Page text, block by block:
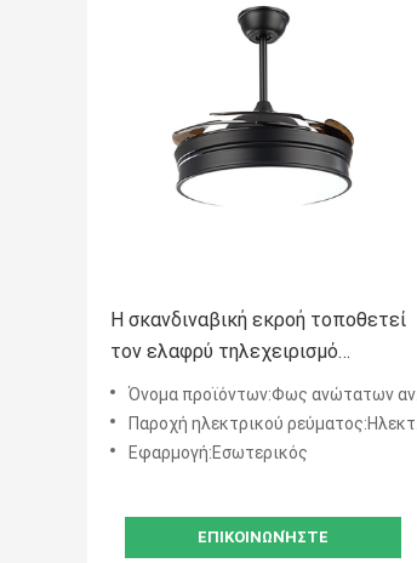
Η σκανδιναβική εκροή τοποθετεί
τον ελαφρύ τηλεχειρισμό
ανώτατων ανεμιστήρων για
εσωτερικό
Όνομα προϊόντων:Φως ανώτατων ανεμιστήρων
Παροχή ηλεκτρικού ρεύματος:Ηλεκτρική δύναμη
Εφαρμογή:Εσωτερικός
ΕΠΙΚΟΙΝΩΝΉΣΤΕ